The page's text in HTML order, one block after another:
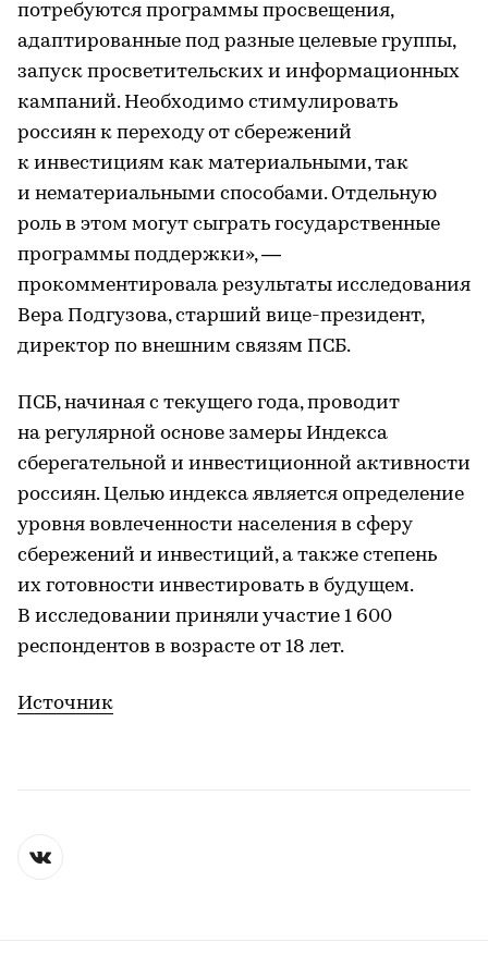
потребуются программы просвещения,
адаптированные под разные целевые группы,
запуск просветительских и информационных
кампаний. Необходимо стимулировать
россиян к переходу от сбережений
к инвестициям как материальными, так
и нематериальными способами. Отдельную
роль в этом могут сыграть государственные
программы поддержки», —
прокомментировала результаты исследования
Вера Подгузова, старший вице-президент,
директор по внешним связям ПСБ.
ПСБ, начиная с текущего года, проводит
на регулярной основе замеры Индекса
сберегательной и инвестиционной активности
россиян. Целью индекса является определение
уровня вовлеченности населения в сферу
сбережений и инвестиций, а также степень
их готовности инвестировать в будущем.
В исследовании приняли участие 1 600
респондентов в возрасте от 18 лет.
Источник